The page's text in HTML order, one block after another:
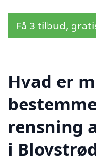
Få 3 tilbud,
Hvad er
rensning
i